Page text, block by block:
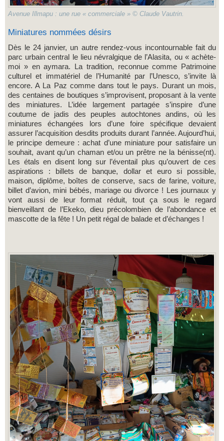
Avenue Illmapu : une rue « commerciale » © Claude Vautrin.
Miniatures nommées désirs
Dès le 24 janvier, un autre rendez-vous incontournable fait du
parc urbain central le lieu névralgique de l’Alasita, ou « achète-
moi » en aymara. La tradition, reconnue comme Patrimoine
culturel et immatériel de l’Humanité par l’Unesco, s’invite là
encore. A La Paz comme dans tout le pays. Durant un mois,
des centaines de boutiques s’improvisent, proposant à la vente
des miniatures. L’idée largement partagée s’inspire d’une
coutume de jadis des peuples autochtones andins, où les
miniatures échangées lors d’une foire spécifique devaient
assurer l’acquisition desdits produits durant l’année. Aujourd’hui,
le principe demeure : achat d’une miniature pour satisfaire un
souhait, avant qu’un chaman et/ou un prêtre ne la bénisse(nt).
Les étals en disent long sur l’éventail plus qu’ouvert de ces
aspirations : billets de banque, dollar et euro si possible,
maison, diplôme, boîtes de conserve, sacs de farine, voiture,
billet d’avion, mini bébés, mariage ou divorce ! Les journaux y
vont aussi de leur format réduit, tout ça sous le regard
bienveillant de l’Ekeko, dieu précolombien de l’abondance et
mascotte de la fête ! Un petit régal de balade et d’échanges !